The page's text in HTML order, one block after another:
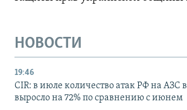
НОВОСТИ
19:46
CIR: в июле количество атак РФ на АЗС
выросло на 72% по сравнению с июнем